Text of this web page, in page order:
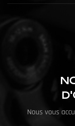
Nous vous